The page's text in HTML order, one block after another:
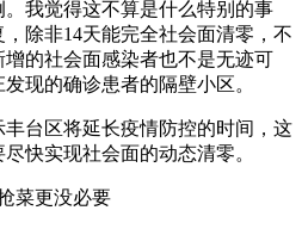
我觉得这不算是什么特别的事
除非14天能完全社会面清零，不
的社会面感染者也不是无迹可
现的确诊患者的隔壁小区。
台区将延长疫情防控的时间，这
快实现社会面的动态清零。
菜更没必要